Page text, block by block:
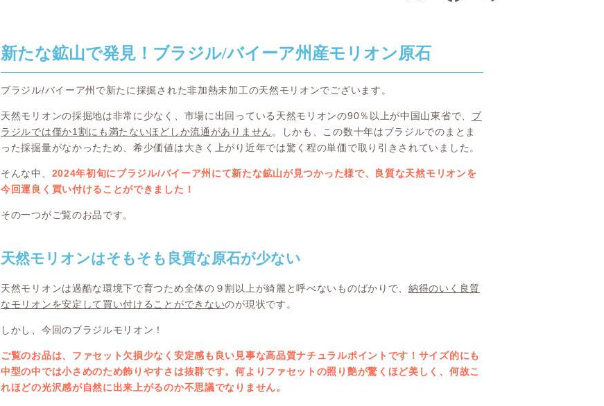
新たな鉱山で発見！ブラジル/バイーア州産モリオン原石
ブラジル/バイーア州で新たに採掘された非加熱未加工の天然モリオンでございます。
天然モリオンの採掘地は非常に少なく、市場に出回っている天然モリオンの90％以上が中国山東省で、 ブ
ラジルでは僅か1割にも満たないほどしか流通がありません 。しかも、この数十年はブラジルでのまとま
った採掘量がなかったため、希少価値は大きく上がり近年では驚く程の単価で取り引きされていました。
そんな中、 2024年初旬にブラジル/バイーア州にて新たな鉱山が見つかった様で、良質な天然モリオンを
今回運良く買い付けることができました！
その一つがご覧のお品です。
天然モリオンはそもそも良質な原石が少ない
天然モリオンは過酷な環境下で育つため全体の９割以上が綺麗と呼べないものばかりで、 納得のいく良質
なモリオンを安定して買い付けることができないのが現状です。
しかし、今回のブラジルモリオン！
ご覧のお品は、ファセット欠損少なく安定感も良い見事な高品質ナチュラルポイントです！サイズ的にも
中型の中では小さめのため飾りやすさは抜群です。何よりファセットの照り艶が驚くほど美しく、何故こ
れほどの光沢感が自然に出来上がるのか不思議でなりません。